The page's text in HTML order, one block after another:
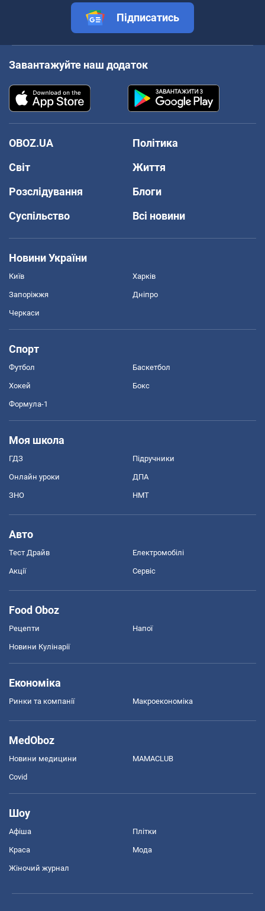
Підписатись
Завантажуйте наш додаток
OBOZ.UA
Політика
Світ
Життя
Розслідування
Блоги
Суспільство
Всі новини
Новини України
Київ Харків
Запоріжжя Дніпро
Черкаси
Спорт
Футбол Баскетбол
Хокей Бокс
Формула-1
Моя школа
ГДЗ Підручники
Онлайн уроки ДПА
ЗНО НМТ
Авто
Тест Драйв Електромобілі
Акції Сервіс
Food Oboz
Рецепти Напої
Новини Кулінарії
Економіка
Ринки та компанії Макроекономіка
MedOboz
Новини медицини MAMACLUB
Covid
Шоу
Афіша Плітки
Краса Мода
Жіночий журнал